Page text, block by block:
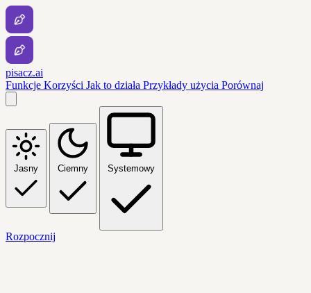
pisacz.ai
Funkcje Korzyści Jak to działa Przykłady użycia Porównaj
Jasny Ciemny Systemowy
Rozpocznij